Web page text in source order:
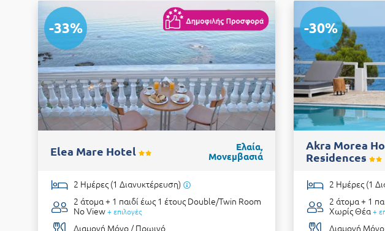
-33%
Elea Mare Hotel
Ελαία,
Μονεμβασιά
2 Ημέρες (1 Διανυκτέρευση)
2 άτομα + 1 παιδί έως 1 έτους Double/Twin Room
No View+ επιλογές
Διαμονή Μόνο / Πρωινό
-30%
Akra Morea
Residences
2 Ημέρες (1
2 άτομα + 1
Χωρίς Θέα +
Διαμονή